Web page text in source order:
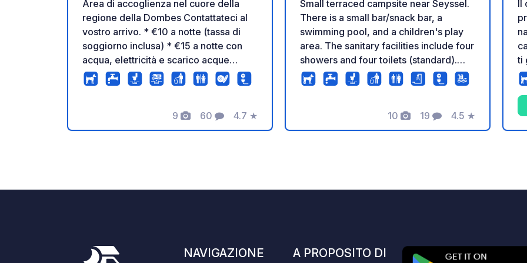
Area di accoglienza nel cuore della
regione della Dombes Contattateci al
vostro arrivo. * €10 a notte (tassa di
soggiorno inclusa) * €15 a notte con
acqua, elettricità e scarico acque
grigie. Non si accettano carte di
credito. Pagamento all'arrivo. Situato
campeggio è ideale per esplorare la
regione e rilassarsi nella natura. Da
Piscina fuori terra Laghetto per la
9
Foto
60
Commenti
4.7
Valutazione
★
Small terraced campsite near Seyssel.
There is a small bar/snack bar, a
swimming pool, and a children's play
area. The sanitary facilities include four
showers and four toilets (standard).
There is a waste disposal point for the
toilet cassette, but not yet a grey water
motorhomes/tents/caravans, several
10
Foto
19
Commenti
4.5
Valutazione
★
Il
ti
NAVIGAZIONE A PROPOSITO DI